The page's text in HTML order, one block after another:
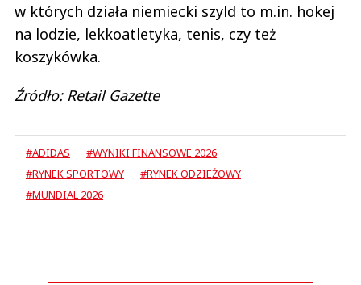
w których działa niemiecki szyld to m.in. hokej
na lodzie, lekkoatletyka, tenis, czy też
koszykówka.
Źródło: Retail Gazette
#ADIDAS
#WYNIKI FINANSOWE 2026
#RYNEK SPORTOWY
#RYNEK ODZIEŻOWY
#MUNDIAL 2026